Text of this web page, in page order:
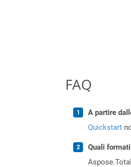
FAQ
A partire
Quickstart
Quali